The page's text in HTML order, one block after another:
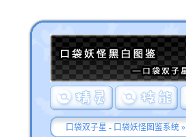
口袋双子星 - 口袋妖怪图鉴系统»